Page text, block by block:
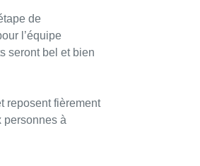
de
l’équipe
seront bel et bien
reposent fièrement
personnes à